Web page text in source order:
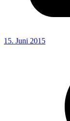
15. Juni 2015